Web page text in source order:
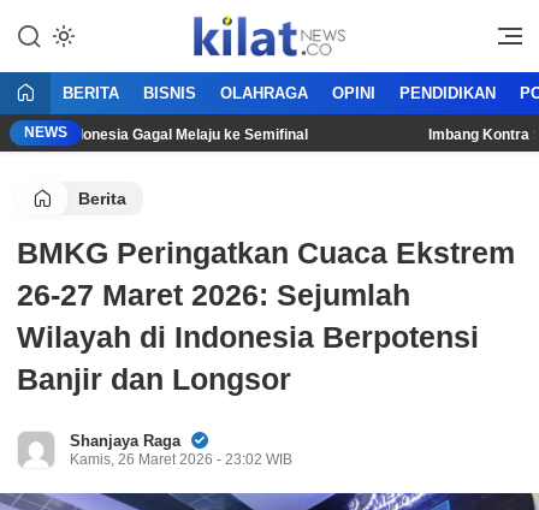
KilatNews.co
Mencerdaskan Anak Bangsa
BERITA BISNIS OLAHRAGA OPINI PENDIDIKAN
NEWS
Indonesia Gagal Melaju ke Semifinal Imbang Kontra
Berita
BMKG Peringatkan Cuaca Ekstrem
26-27 Maret 2026: Sejumlah
Wilayah di Indonesia Berpotensi
Banjir dan Longsor
Shanjaya Raga
Kamis, 26 Maret 2026 - 23:02 WIB